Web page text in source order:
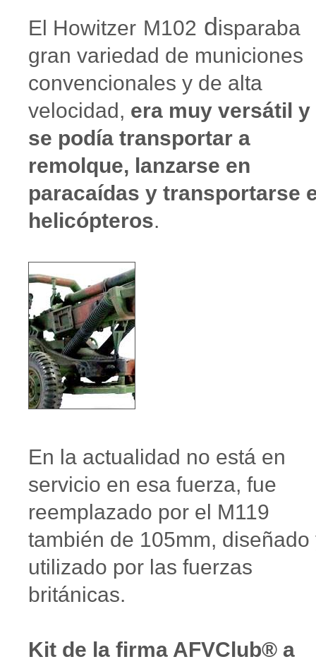
El Howitzer M102 disparaba
gran variedad de municiones
convencionales y de alta
velocidad, era muy versátil y
se podía transportar a
remolque, lanzarse en
paracaídas y transportarse
helicópteros.
En la actualidad no está en
servicio en esa fuerza, fue
reemplazado por el M119
también de 105mm, diseñado
utilizado por las fuerzas
británicas.
Kit de la firma AFVClub® a